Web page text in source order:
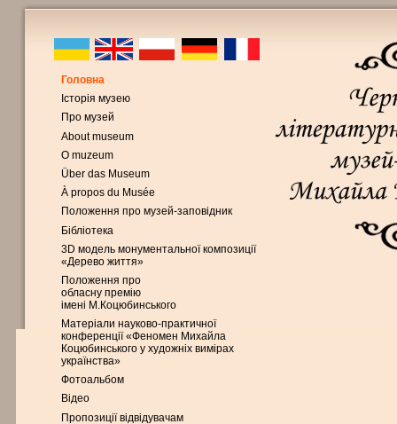
Головна
Історія музею
Про музей
About museum
O muzeum
Über das Museum
À propos du Musée
Положення про музей-заповідник
Бібліотека
3D модель монументальної композиції
«Дерево життя»
Положення про
обласну премію
імені М.Коцюбинського
Матеріали науково-практичної
конференції «Феномен Михайла
Коцюбинського у художніх вимірах
українства»
Фотоальбом
Відео
Пропозиції відвідувачам